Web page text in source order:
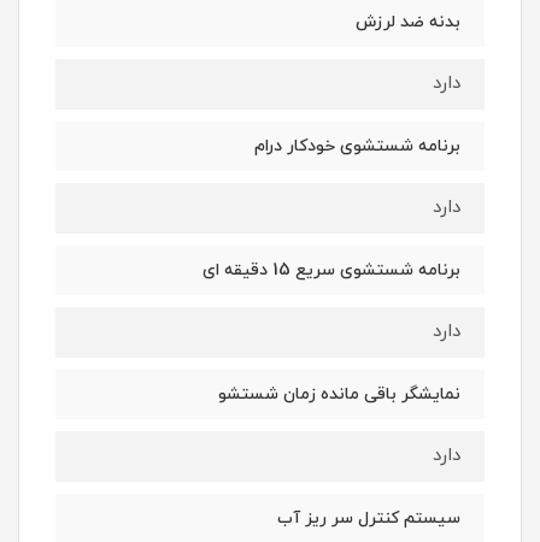
بدنه ضد لرزش
دارد
برنامه شستشوی خودکار درام
دارد
برنامه شستشوی سریع 15 دقیقه ای
دارد
نمایشگر باقی مانده زمان شستشو
دارد
سیستم کنترل سر ریز آب